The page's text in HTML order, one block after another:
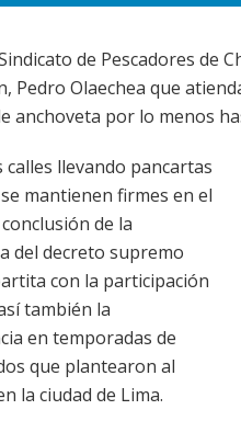
de Pescadores de
Pedro Olaechea que
anchoveta por lo menos
llevando pancartas
mantienen firmes en el
de la
del decreto supremo
con la participación
también la
en temporadas de
que plantearon al
la ciudad de Lima.